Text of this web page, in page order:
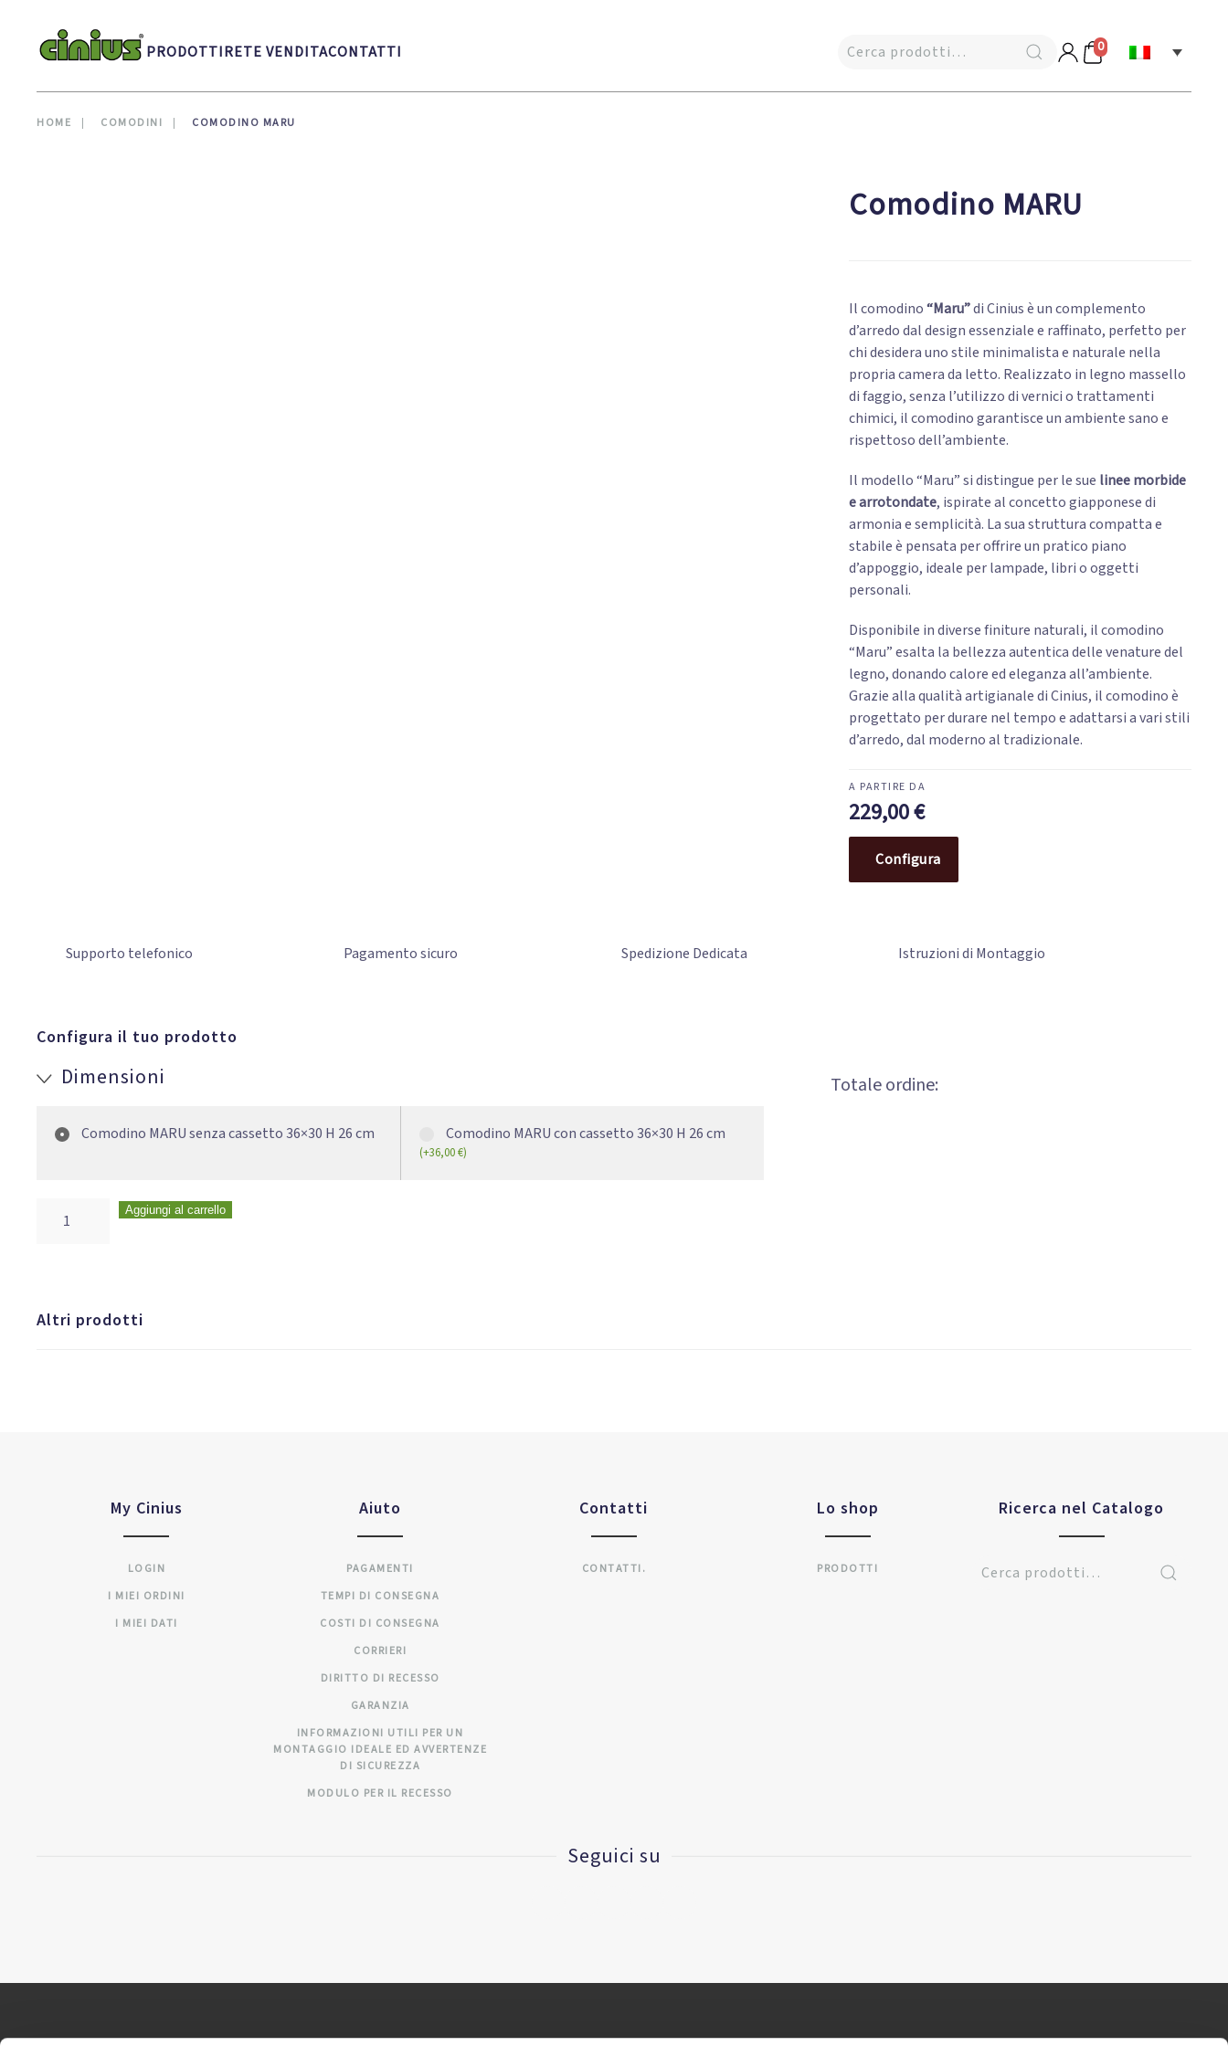
Skip to main contentPRODOTTIRETE VENDITACONTATTI 0
HOME COMODINI COMODINO MARU
Comodino MARU
Il comodino“Maru”di Cinius è un complemento
d’arredo dal design essenziale e raffinato, perfetto per
chi desidera uno stile minimalista e naturale nella
propria camera da letto. Realizzato in legno massello
di faggio, senza l’utilizzo di vernici o trattamenti
chimici, il comodino garantisce un ambiente sano e
rispettoso dell’ambiente.
Il modello “Maru” si distingue per le sue linee morbide
e arrotondate, ispirate al concetto giapponese di
armonia e semplicità. La sua struttura compatta e
stabile è pensata per offrire un pratico piano
d’appoggio, ideale per lampade, libri o oggetti
personali.
Disponibile in diverse finiture naturali, il comodino
“Maru” esalta la bellezza autentica delle venature del
legno, donando calore ed eleganza all’ambiente.
Grazie alla qualità artigianale di Cinius, il comodino è
progettato per durare nel tempo e adattarsi a vari stili
d’arredo, dal moderno al tradizionale.
229,00€
Configura
Supporto telefonico Pagamentosicuro Spedizione Dedicata Istruzioni di Montaggio
Configura il tuo prodotto
Dimensioni
Comodino MARU senza cassetto 36×30 H 26 cm Comodino MARU con cassetto 36×30 H 26 cm
(+36,00€)
Totale ordine:
Aggiungi al carrello
Altri prodotti
My Cinius
LOGIN
I MIEI ORDINI
I MIEI DATI
Aiuto
PAGAMENTI
TEMPI DI CONSEGNA
COSTI DI CONSEGNA
CORRIERI
DIRITTO DI RECESSO
GARANZIA
INFORMAZIONI UTILI PER UN
MONTAGGIO IDEALE ED AVVERTENZE
DI SICUREZZA
MODULO PER IL RECESSO
Contatti
CONTATTI.
Lo shop
PRODOTTI
Ricerca nel Catalogo
Seguici su